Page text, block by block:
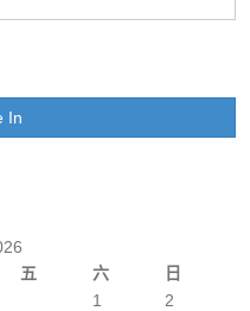
五 六 日
1
2